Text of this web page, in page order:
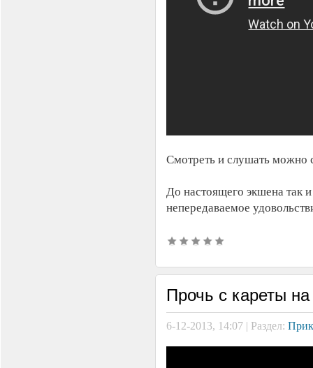
Смотреть и слушать можно
До настоящего экшена так
непередаваемое
Прочь с кареты
6-12-2013, 14:07 | Раздел: